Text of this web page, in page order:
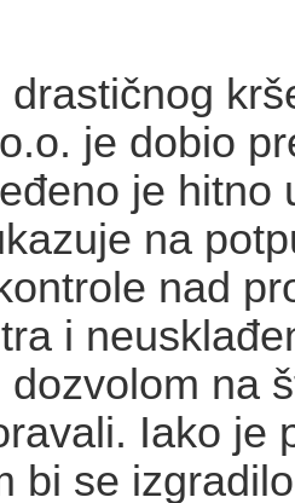
drastičnog
je dobio
je hitno
na
nad
i
na
Iako je
bi se